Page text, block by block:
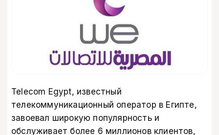
Telecom Egypt, известный
телекоммуникационный оператор в Египте,
завоевал широкую популярность и
обслуживает более 6 миллионов клиентов,